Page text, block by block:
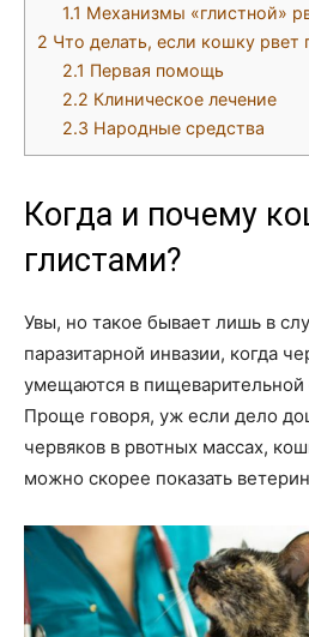
1.1 Механизмы «глистной»
2 Что делать, если кошку рвет
2.1 Первая помощь
2.2 Клиническое лечение
2.3 Народные средства
Когда и почему
глистами?
Увы, но такое бывает лишь в
паразитарной инвазии, когда
умещаются в пищеварительной
Проще говоря, уж если дело
червяков в рвотных массах,
можно скорее показать